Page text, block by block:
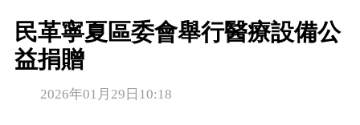
民革寧夏區委會舉行醫療設備公
益捐贈
2026年01月29日10:18